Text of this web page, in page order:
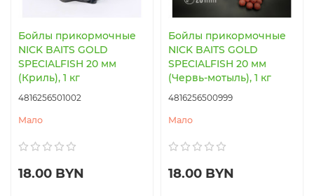
Бойлы прикормочные
NICK BAITS GOLD
SPECIALFISH 20 мм
(Криль), 1 кг
4816256501002
Мало
18.00 BYN
Бойлы прикормочные
NICK BAITS GOLD
SPECIALFISH 20 мм
(Червь-мотыль), 1 кг
4816256500999
Мало
18.00 BYN